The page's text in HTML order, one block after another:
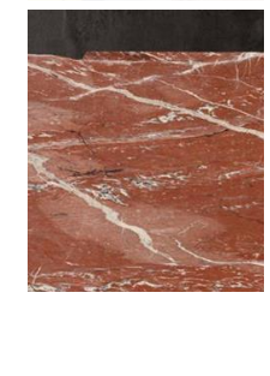
Rosso Francia. Marmo.